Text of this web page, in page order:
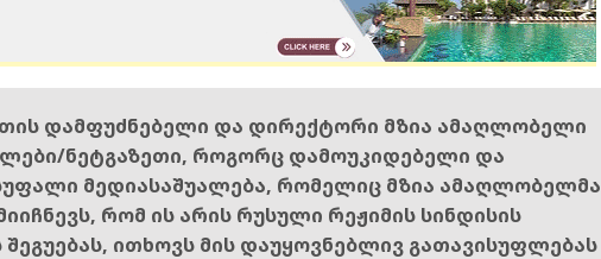
დამფუძნებელი და დირექტორი მზია ამაღლობელი
ნეტგაზეთი, როგორც დამოუკიდებელი და
მედიასაშუალება, რომელიც მზია ამაღლობელმა
რომ ის არის რუსული რეჟიმის სინდისის
შეგუებას, ითხოვს მის დაუყოვნებლივ გათავისუფლებას